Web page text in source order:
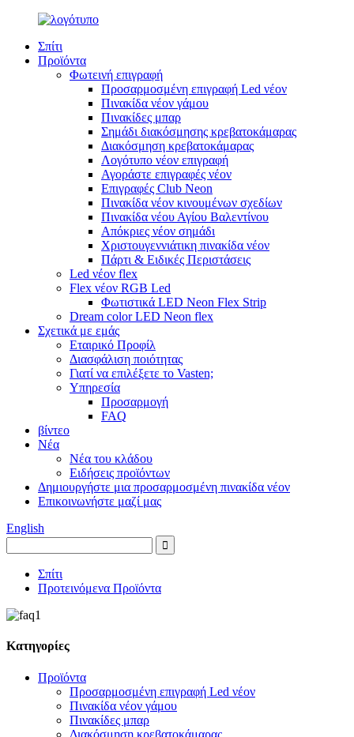
Σπίτι
Προϊόντα
Φωτεινή επιγραφή
Προσαρμοσμένη επιγραφή Led νέον
Πινακίδα νέον γάμου
Πινακίδες μπαρ
Σημάδι διακόσμησης κρεβατοκάμαρας
Διακόσμηση κρεβατοκάμαρας
Λογότυπο νέον επιγραφή
Αγοράστε επιγραφές νέον
Επιγραφές Club Neon
Πινακίδα νέον κινουμένων σχεδίων
Πινακίδα νέου Αγίου Βαλεντίνου
Απόκριες νέον σημάδι
Χριστουγεννιάτικη πινακίδα νέον
Πάρτι & Ειδικές Περιστάσεις
Led νέον flex
Flex νέον RGB Led
Φωτιστικά LED Neon Flex Strip
Dream color LED Neon flex
Σχετικά με εμάς
Εταιρικό Προφίλ
Διασφάλιση ποιότητας
Γιατί να επιλέξετε το Vasten;
Υπηρεσία
Προσαρμογή
FAQ
βίντεο
Νέα
Νέα του κλάδου
Ειδήσεις προϊόντων
Δημιουργήστε μια προσαρμοσμένη πινακίδα νέον
Επικοινωνήστε μαζί μας
English
Σπίτι
Προτεινόμενα Προϊόντα
Κατηγορίες
Προϊόντα
Προσαρμοσμένη επιγραφή Led νέον
Πινακίδα νέον γάμου
Πινακίδες μπαρ
Διακόσμηση κρεβατοκάμαρας